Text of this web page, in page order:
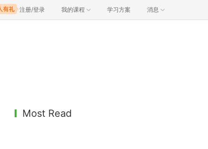
注册/登录 我的课程 学习方案 消息
Most Read